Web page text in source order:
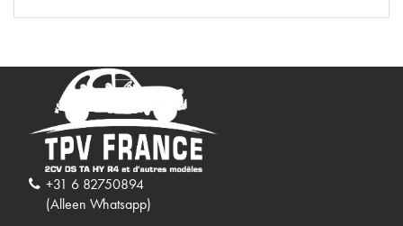
+31 6 82750894
(Alleen Whatsapp)